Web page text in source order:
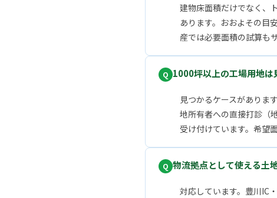
建物床面積だけでなく、
あります。おおよその目
産では必要面積の試算も
1000坪以上の工場用地は
見つかるケースがありま
地所有者への直接打診（
受け付けています。希望
物流拠点として使える土
対応しています。豊川IC